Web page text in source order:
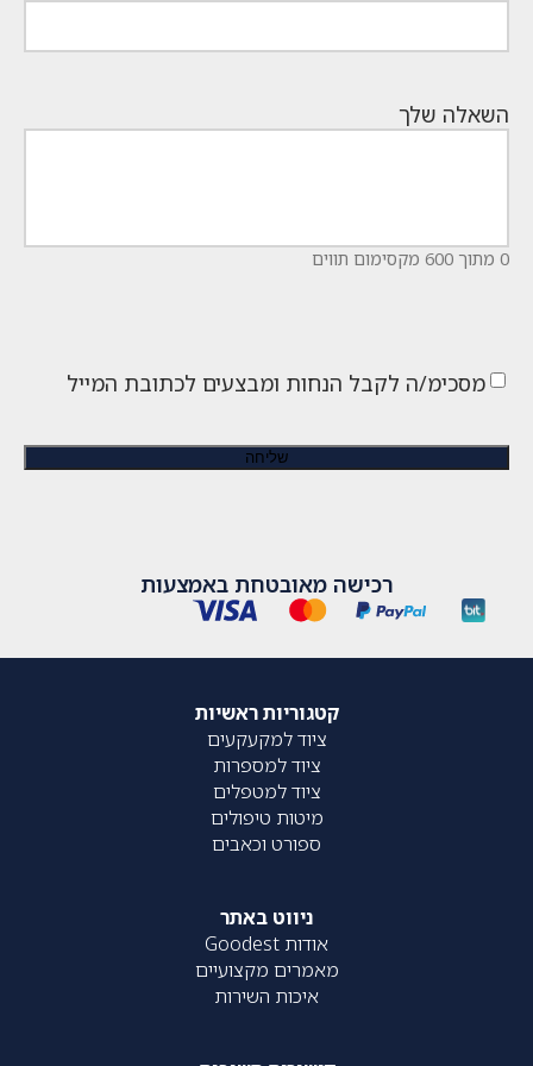
השאלה שלך
0 מתוך 600 מקסימום תווים
מסכימ/ה לקבל הנחות ומבצעים לכתובת המייל
רכישה מאובטחת באמצעות
קטגוריות ראשיות
ציוד למקעקעים
ציוד למספרות
ציוד למטפלים
מיטות טיפולים
ספורט וכאבים
ניווט באתר
אודות Goodest
מאמרים מקצועיים
איכות השירות